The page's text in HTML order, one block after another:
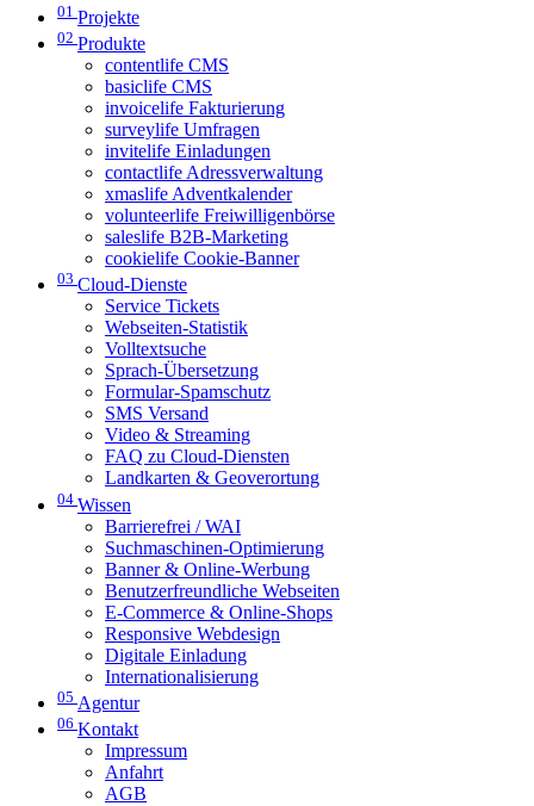
01 Projekte
02 Produkte
contentlife CMS
basiclife CMS
invoicelife Fakturierung
surveylife Umfragen
invitelife Einladungen
contactlife Adressverwaltung
xmaslife Adventkalender
volunteerlife Freiwilligenbörse
saleslife B2B-Marketing
cookielife Cookie-Banner
03 Cloud-Dienste
Service Tickets
Webseiten-Statistik
Volltextsuche
Sprach-Übersetzung
Formular-Spamschutz
SMS Versand
Video & Streaming
FAQ zu Cloud-Diensten
Landkarten & Geoverortung
04 Wissen
Barrierefrei / WAI
Suchmaschinen-Optimierung
Banner & Online-Werbung
Benutzerfreundliche Webseiten
E-Commerce & Online-Shops
Responsive Webdesign
Digitale Einladung
Internationalisierung
05 Agentur
06 Kontakt
Impressum
Anfahrt
AGB